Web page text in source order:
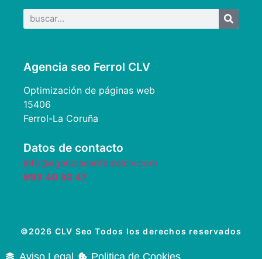
Agencia seo Ferrol CLV
Optimización de páginas web
15406
Ferrol-La Coruña
Datos de contacto
info@agenciaseoferrolclv.com
693 40 50 47
©2026 CLV Seo Todos los derechos reservados
Aviso Legal Politica de Cookies